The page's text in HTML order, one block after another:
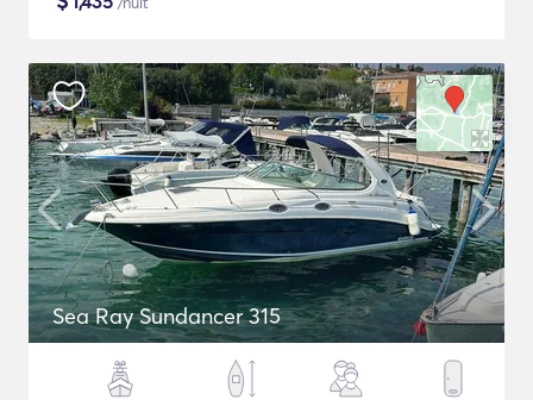
Sea Ray Sundancer 315